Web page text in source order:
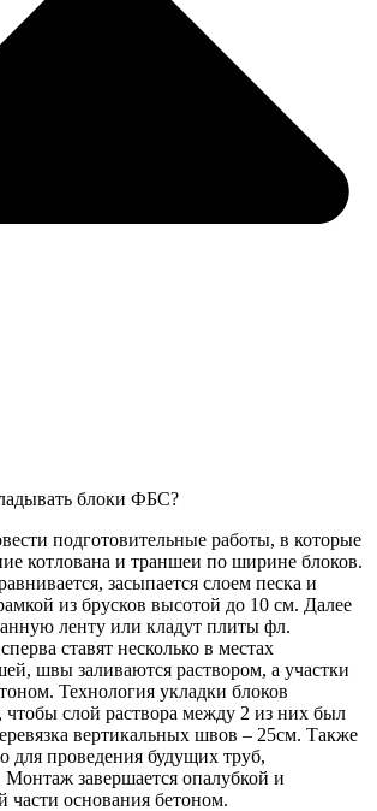
блоки ФБС?
подготовительные работы, в которые
котлована и траншеи по ширине блоков.
засыпается слоем песка и
из брусков высотой до 10 см. Далее
ленту или кладут плиты фл.
ставят несколько в местах
швы заливаются раствором, а участки
Технология укладки блоков
чтобы слой раствора между 2 из них был
вертикальных швов – 25см. Также
для проведения будущих труб,
Монтаж завершается опалубкой и
основания бетоном.